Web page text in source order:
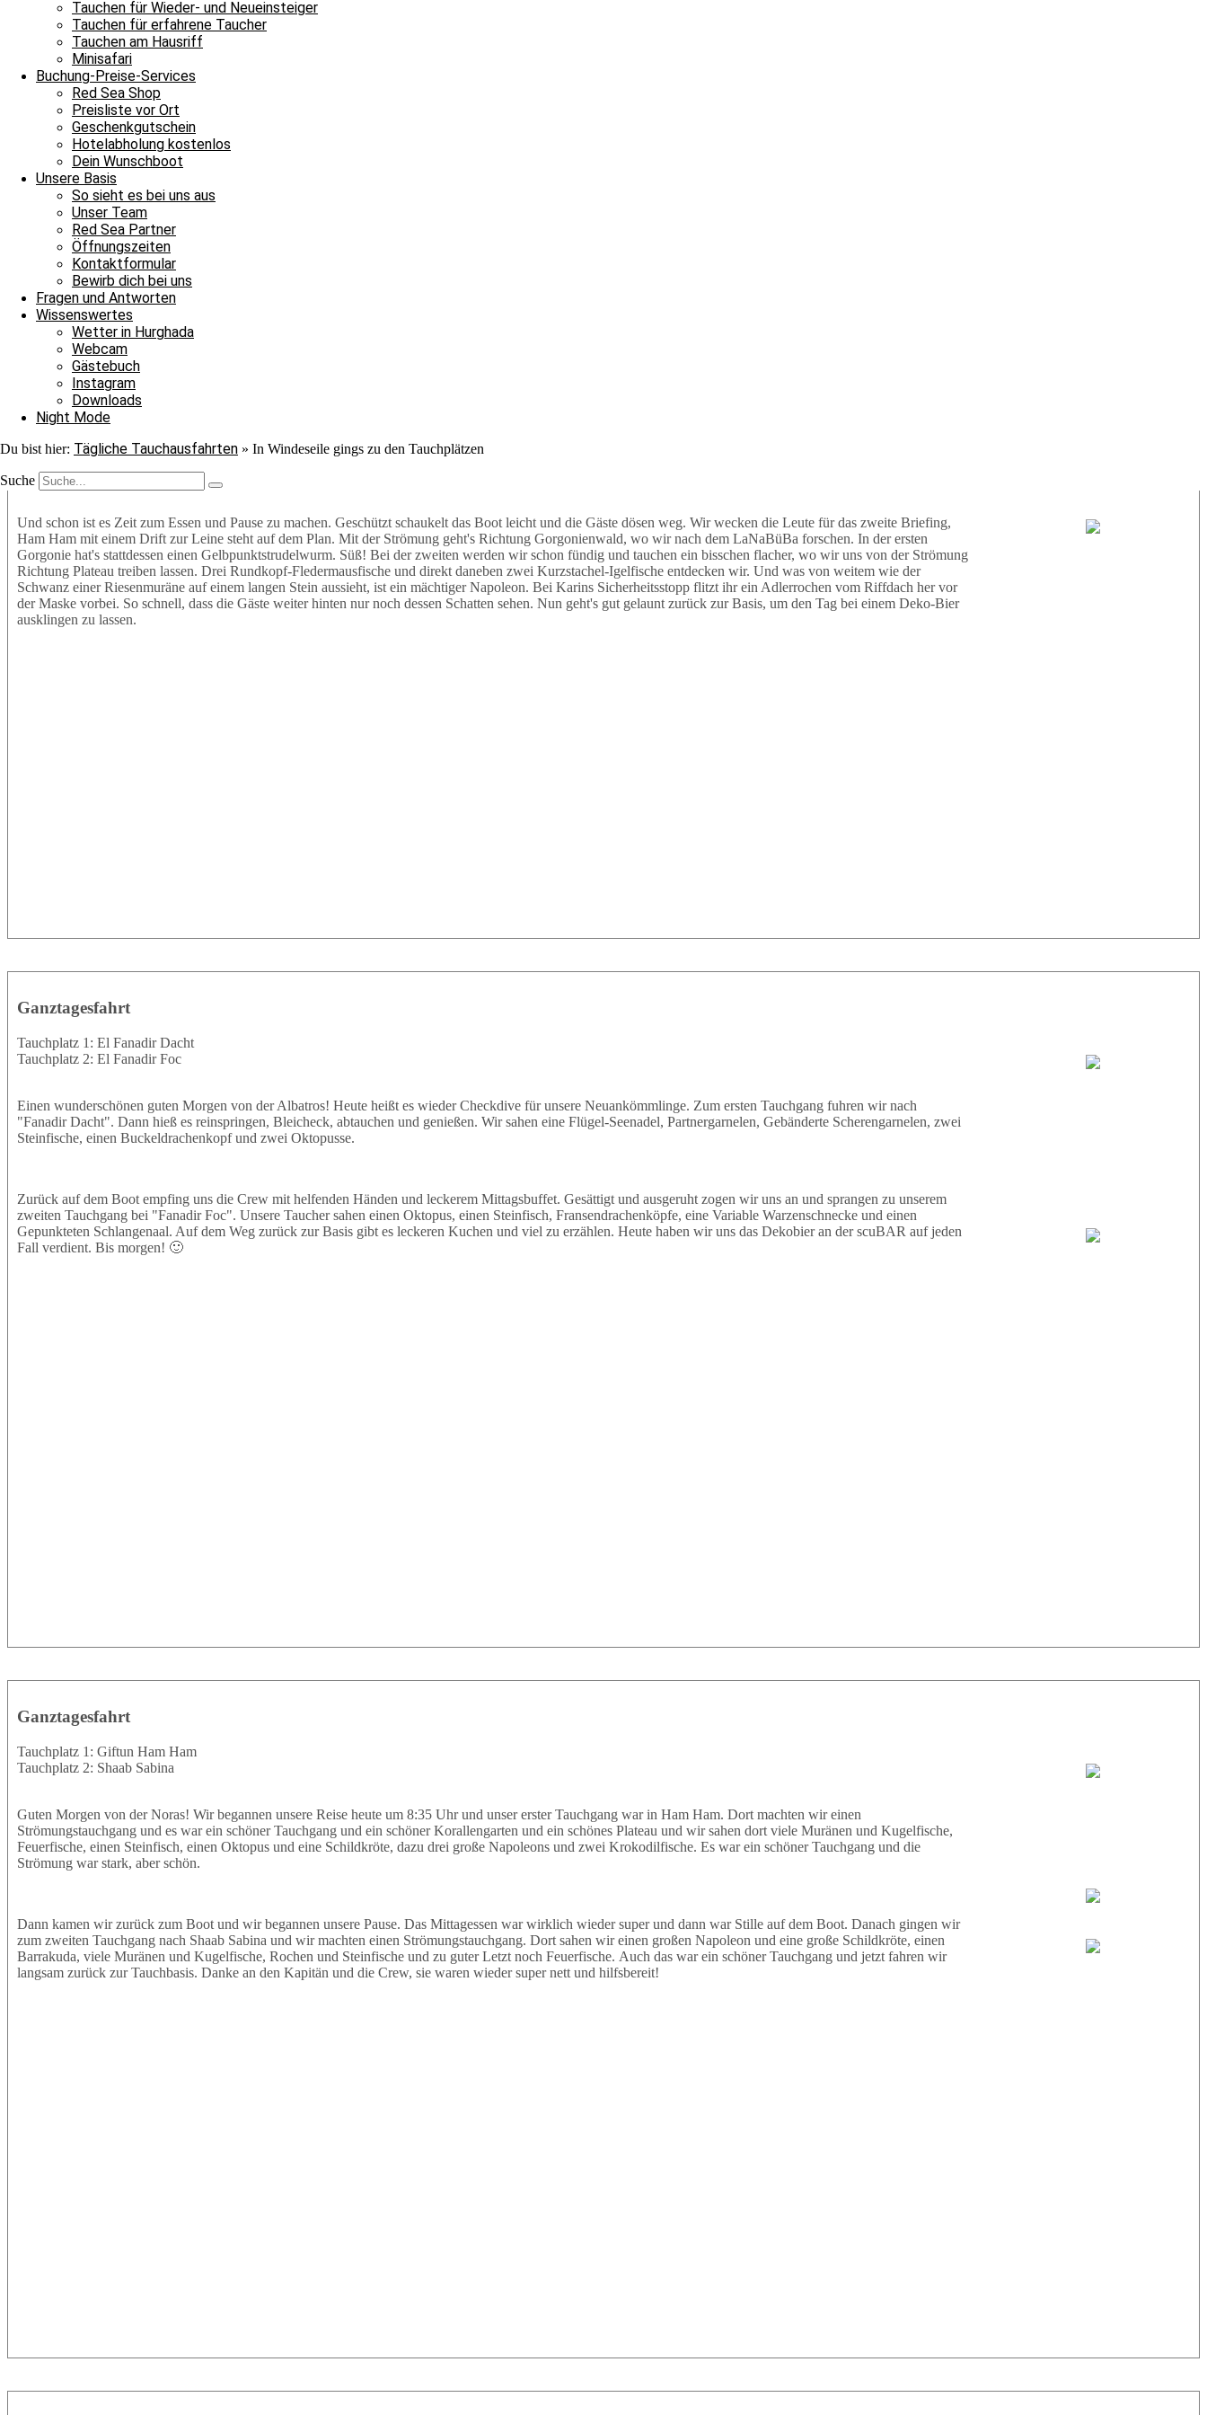
Tauchen für Wieder- und Neueinsteiger
Tauchen für erfahrene Taucher
Tauchen am Hausriff
Minisafari
Buchung-Preise-Services
Red Sea Shop
Preisliste vor Ort
Geschenkgutschein
Hotelabholung kostenlos
Dein Wunschboot
Unsere Basis
So sieht es bei uns aus
Unser Team
Red Sea Partner
Öffnungszeiten
Kontaktformular
Bewirb dich bei uns
Fragen und Antworten
Wissenswertes
Wetter in Hurghada
Webcam
Gästebuch
Instagram
Downloads
Night Mode
Du bist hier: Tägliche Tauchausfahrten » In Windeseile gings zu den Tauchplätzen
Suche
Ganztagesfahrt
Tauchplatz 1: Shaab Sabina
Tauchplatz 2: Giftun Ham Ham
Auch heute heißt es: Verstecken spielen vor dem Wind. Wir entscheiden uns, nach Shaab Sabina zu gehen. Beim kleinen Block anfangs Korallengarten springen wir ins
kühle Nass. Die gechillte Schildkröte ist wohl am Schlafen und steht uns Model für Fotos. Über dem schönen Korallengarten lassen wir uns treiben, Zeit für Fotos und
das große Ganze auf uns wirken zu lassen. Ein Schwarm Einfleckschnapper blickt uns an der Riffkante entgegen und auf dem Weg zum Hallenbad sehen wir einen
Perlenseestern, einen Gepunkteten Igelfisch und einige Riesenmuränen, zwei davon schwimmen direkt vor unserer Nase vorbei. Auch eine Menge Doppelband-
Meerbrassen, zwei Fledermausfische und einen Korallenwächter sichten wir.
Und schon ist es Zeit zum Essen und Pause zu machen. Geschützt schaukelt das Boot leicht und die Gäste dösen weg. Wir wecken die Leute für das zweite Briefing,
Ham Ham mit einem Drift zur Leine steht auf dem Plan. Mit der Strömung geht's Richtung Gorgonienwald, wo wir nach dem LaNaBüBa forschen. In der ersten
Gorgonie hat's stattdessen einen Gelbpunktstrudelwurm. Süß! Bei der zweiten werden wir schon fündig und tauchen ein bisschen flacher, wo wir uns von der Strömung
Richtung Plateau treiben lassen. Drei Rundkopf-Fledermausfische und direkt daneben zwei Kurzstachel-Igelfische entdecken wir. Und was von weitem wie der
Schwanz einer Riesenmuräne auf einem langen Stein aussieht, ist ein mächtiger Napoleon. Bei Karins Sicherheitsstopp flitzt ihr ein Adlerrochen vom Riffdach her vor
der Maske vorbei. So schnell, dass die Gäste weiter hinten nur noch dessen Schatten sehen. Nun geht's gut gelaunt zurück zur Basis, um den Tag bei einem Deko-Bier
ausklingen zu lassen.
Ganztagesfahrt
Tauchplatz 1: El Fanadir Dacht
Tauchplatz 2: El Fanadir Foc
Einen wunderschönen guten Morgen von der Albatros! Heute heißt es wieder Checkdive für unsere Neuankömmlinge. Zum ersten Tauchgang fuhren wir nach
"Fanadir Dacht". Dann hieß es reinspringen, Bleicheck, abtauchen und genießen. Wir sahen eine Flügel-Seenadel, Partnergarnelen, Gebänderte Scherengarnelen, zwei
Steinfische, einen Buckeldrachenkopf und zwei Oktopusse.
Zurück auf dem Boot empfing uns die Crew mit helfenden Händen und leckerem Mittagsbuffet. Gesättigt und ausgeruht zogen wir uns an und sprangen zu unserem
zweiten Tauchgang bei "Fanadir Foc". Unsere Taucher sahen einen Oktopus, einen Steinfisch, Fransendrachenköpfe, eine Variable Warzenschnecke und einen
Gepunkteten Schlangenaal. Auf dem Weg zurück zur Basis gibt es leckeren Kuchen und viel zu erzählen. Heute haben wir uns das Dekobier an der scuBAR auf jeden
Fall verdient. Bis morgen! 🙂
Ganztagesfahrt
Tauchplatz 1: Giftun Ham Ham
Tauchplatz 2: Shaab Sabina
Guten Morgen von der Noras! Wir begannen unsere Reise heute um 8:35 Uhr und unser erster Tauchgang war in Ham Ham. Dort machten wir einen
Strömungstauchgang und es war ein schöner Tauchgang und ein schöner Korallengarten und ein schönes Plateau und wir sahen dort viele Muränen und Kugelfische,
Feuerfische, einen Steinfisch, einen Oktopus und eine Schildkröte, dazu drei große Napoleons und zwei Krokodilfische. Es war ein schöner Tauchgang und die
Strömung war stark, aber schön.
Dann kamen wir zurück zum Boot und wir begannen unsere Pause. Das Mittagessen war wirklich wieder super und dann war Stille auf dem Boot. Danach gingen wir
zum zweiten Tauchgang nach Shaab Sabina und wir machten einen Strömungstauchgang. Dort sahen wir einen großen Napoleon und eine große Schildkröte, einen
Barrakuda, viele Muränen und Kugelfische, Rochen und Steinfische und zu guter Letzt noch Feuerfische. Auch das war ein schöner Tauchgang und jetzt fahren wir
langsam zurück zur Tauchbasis. Danke an den Kapitän und die Crew, sie waren wieder super nett und hilfsbereit!